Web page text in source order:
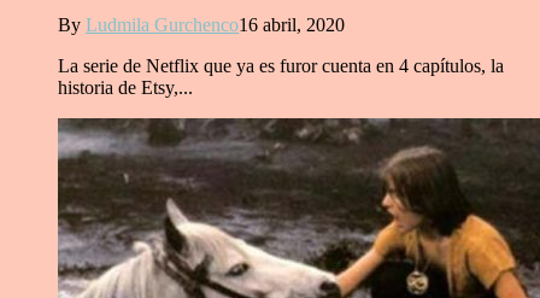
By Ludmila Gurchenco16 abril, 2020
La serie de Netflix que ya es furor cuenta en 4 capítulos, la
historia de Etsy,...